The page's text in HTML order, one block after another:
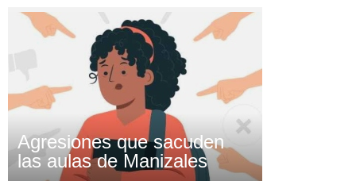
Agresiones que sacuden
las aulas de Manizales